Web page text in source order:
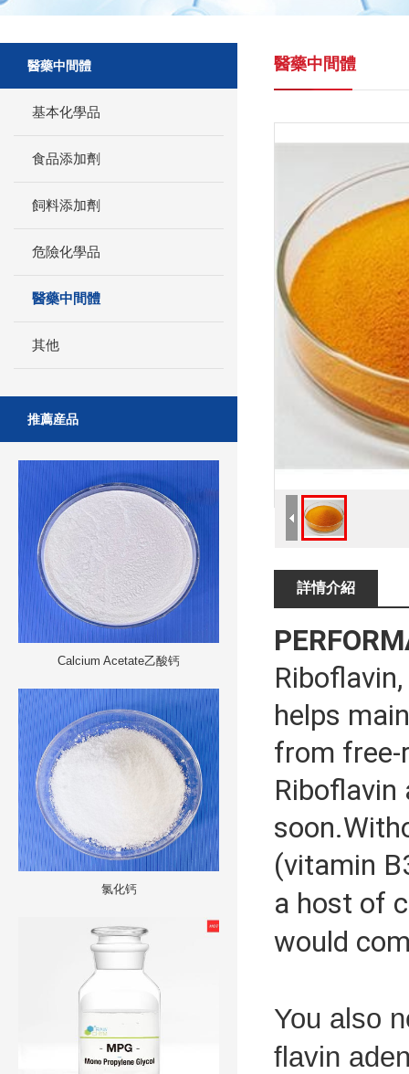
醫藥中間體
基本化學品
食品添加劑
飼料添加劑
危險化學品
醫藥中間體
其他
推薦産品
Calcium Acetate乙酸钙
氯化钙
醫藥中間體
詳情介紹
helps
from
Riboflavin
(vitamin
a host of
would
You also
flavin